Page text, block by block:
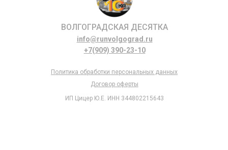
info@runvolgograd.ru
+7(909) 390-23-10
ИП Цицер Ю.Е. ИНН 344802215643
ВОЛГОГРАДСКАЯ ДЕСЯТКА
Договор оферты
Политика обработки персональных данных